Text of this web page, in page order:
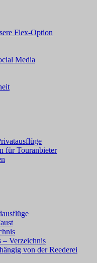
Flex-Option
Media
für Touranbieter
– Verzeichnis
von der Reederei